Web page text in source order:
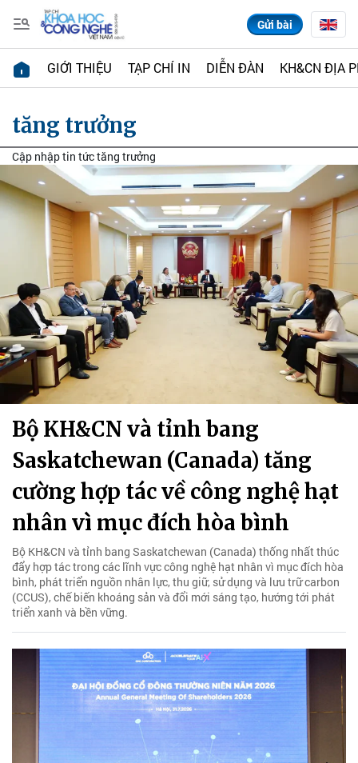
Gửi bài
GIỚI THIỆU TẠP CHÍ IN DIỄN ĐÀN KH&CN ĐỊA
tăng trưởng
Cập nhập tin tức tăng trưởng
Bộ KH&CN và tỉnh bang
Saskatchewan (Canada) tăng
cường hợp tác về công nghệ hạt
nhân vì mục đích hòa bình
Bộ KH&CN và tỉnh bang Saskatchewan (Canada) thống nhất thúc
đẩy hợp tác trong các lĩnh vực công nghệ hạt nhân vì mục đích hòa
bình, phát triển nguồn nhân lực, thu giữ, sử dụng và lưu trữ carbon
(CCUS), chế biến khoáng sản và đổi mới sáng tạo, hướng tới phát
triển xanh và bền vững.